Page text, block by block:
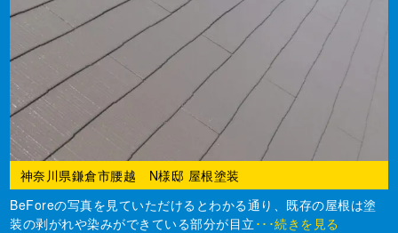
神奈川県鎌倉市腰越 N様邸 屋根塗装
BeForeの写真を見ていただけるとわかる通り、既存の屋根は塗
装の剥がれや染みができている部分が目立 ･･･続きを見る